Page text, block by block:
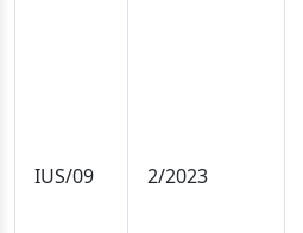
IUS/09 2/2023